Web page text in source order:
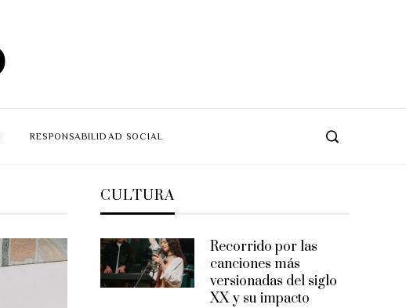
RESPONSABILIDAD SOCIAL
CULTURA
Recorrido por las
canciones más
versionadas del siglo
XX y su impacto